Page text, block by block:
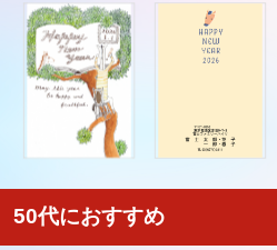
50代におすすめ